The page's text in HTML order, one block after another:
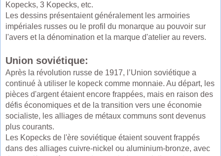
Kopecks, 3 Kopecks, etc.
Les dessins présentaient généralement les armoiries
impériales russes ou le profil du monarque au pouvoir sur
l'avers et la dénomination et la marque d'atelier au revers.
Union soviétique:
Après la révolution russe de 1917, l’Union soviétique a
continué à utiliser le kopeck comme monnaie. Au départ, les
pièces d'argent étaient encore frappées, mais en raison des
défis économiques et de la transition vers une économie
socialiste, les alliages de métaux communs sont devenus
plus courants.
Les Kopecks de l'ère soviétique étaient souvent frappés
dans des alliages cuivre-nickel ou aluminium-bronze, avec